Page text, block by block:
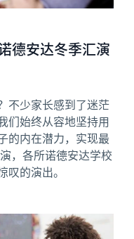
德安达冬季汇演
不少家长感到了迷茫
们始终从容地坚持用
的内在潜力，实现最
，各所诺德安达学校
的演出。